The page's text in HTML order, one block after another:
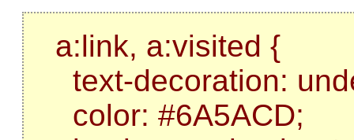
a:link, a:visited {
text-decoration:
color: #6A5ACD;